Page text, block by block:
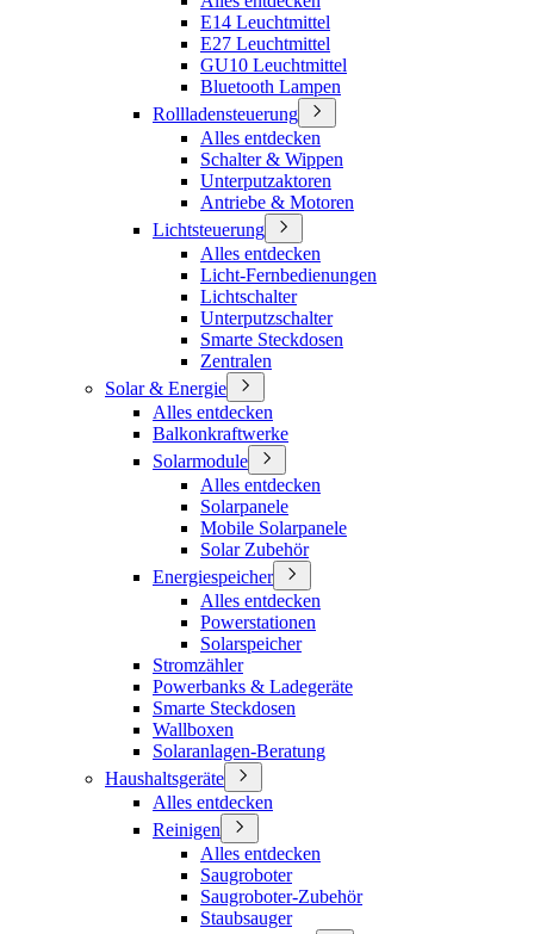
E14 Leuchtmittel
E27 Leuchtmittel
GU10 Leuchtmittel
Bluetooth Lampen
Rollladensteuerung
Alles entdecken
Schalter & Wippen
Unterputzaktoren
Antriebe & Motoren
Lichtsteuerung
Alles entdecken
Licht-Fernbedienungen
Lichtschalter
Unterputzschalter
Smarte Steckdosen
Zentralen
Solar & Energie
Alles entdecken
Balkonkraftwerke
Solarmodule
Alles entdecken
Solarpanele
Mobile Solarpanele
Solar Zubehör
Energiespeicher
Alles entdecken
Powerstationen
Solarspeicher
Stromzähler
Powerbanks & Ladegeräte
Smarte Steckdosen
Wallboxen
Solaranlagen-Beratung
Haushaltsgeräte
Alles entdecken
Reinigen
Alles entdecken
Saugroboter
Saugroboter-Zubehör
Staubsauger